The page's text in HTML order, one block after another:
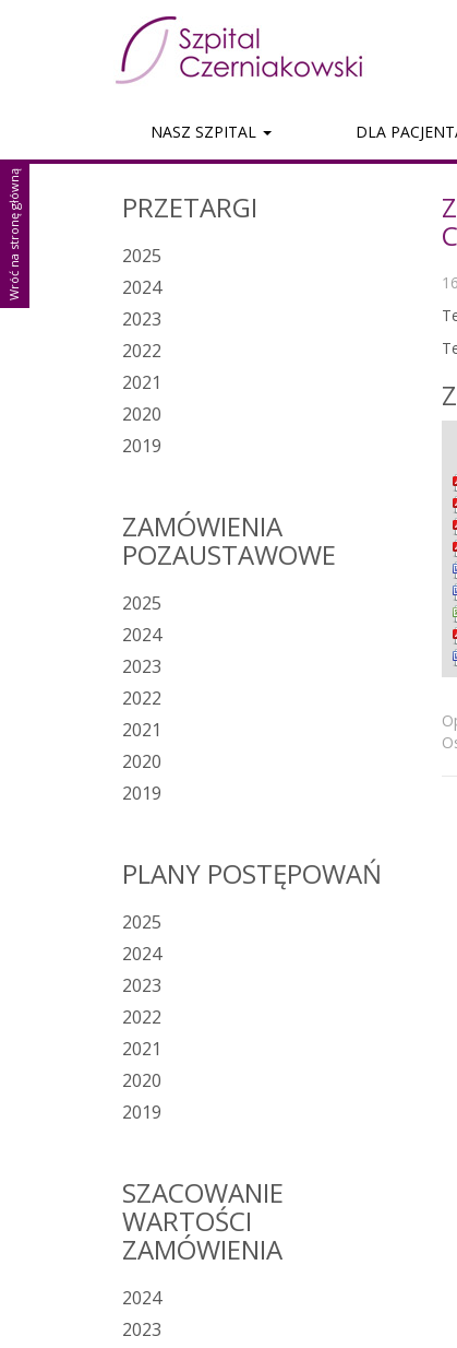
Wróć na stronę główną
NASZ SZPITAL DLA
PRZETARGI
2025
2024
2023
2022
2021
2020
2019
ZAMÓWIENIA
POZAUSTAWOWE
2025
2024
2023
2022
2021
2020
2019
PLANY POSTĘPOWAŃ
2025
2024
2023
2022
2021
2020
2019
SZACOWANIE
WARTOŚCI
ZAMÓWIENIA
2024
2023